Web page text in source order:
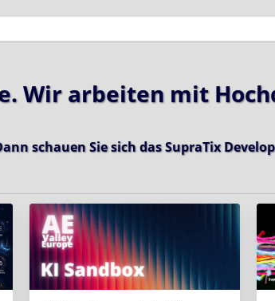
Wir arbeiten mit
schauen Sie sich dasSupraTix